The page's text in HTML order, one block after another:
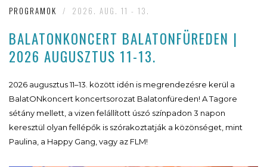
PROGRAMOK / 2026. AUG. 11 - 13.
BALATONKONCERT BALATONFÜREDEN |
2026 AUGUSZTUS 11-13.
2026 augusztus 11–13. között idén is megrendezésre kerül a
BalatONkoncert koncertsorozat Balatonfüreden! A Tagore
sétány mellett, a vizen felállított úszó színpadon 3 napon
keresztül olyan fellépők is szórakoztatják a közönséget, mint
Paulina, a Happy Gang, vagy az FLM!